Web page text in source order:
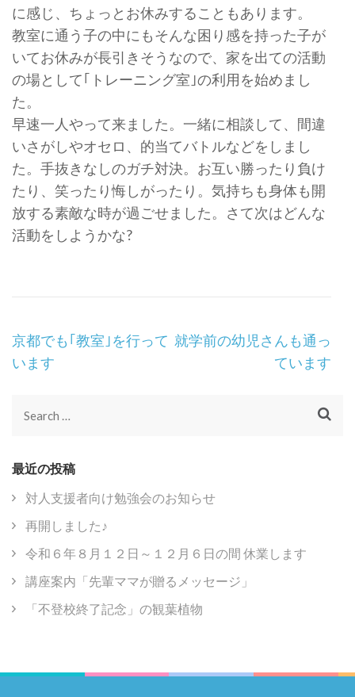
に感じ、ちょっとお休みすることもあります。
教室に通う子の中にもそんな困り感を持った子が
いてお休みが長引きそうなので、家を出ての活動
の場として｢トレーニング室｣の利用を始めまし
た。
早速一人やって来ました。一緒に相談して、間違
いさがしやオセロ、的当てバトルなどをしまし
た。手抜きなしのガチ対決。お互い勝ったり負け
たり、笑ったり悔しがったり。気持ちも身体も開
放する素敵な時が過ごせました。さて次はどんな
活動をしようかな?
Post
Navigation
京都でも｢教室｣を行って
います
就学前の幼児さんも通っ
ています
Search
最近の投稿
対人支援者向け勉強会のお知らせ
再開しました♪
令和６年８月１２日～１２月６日の間 休業します
講座案内「先輩ママが贈るメッセージ」
「不登校終了記念」の観葉植物